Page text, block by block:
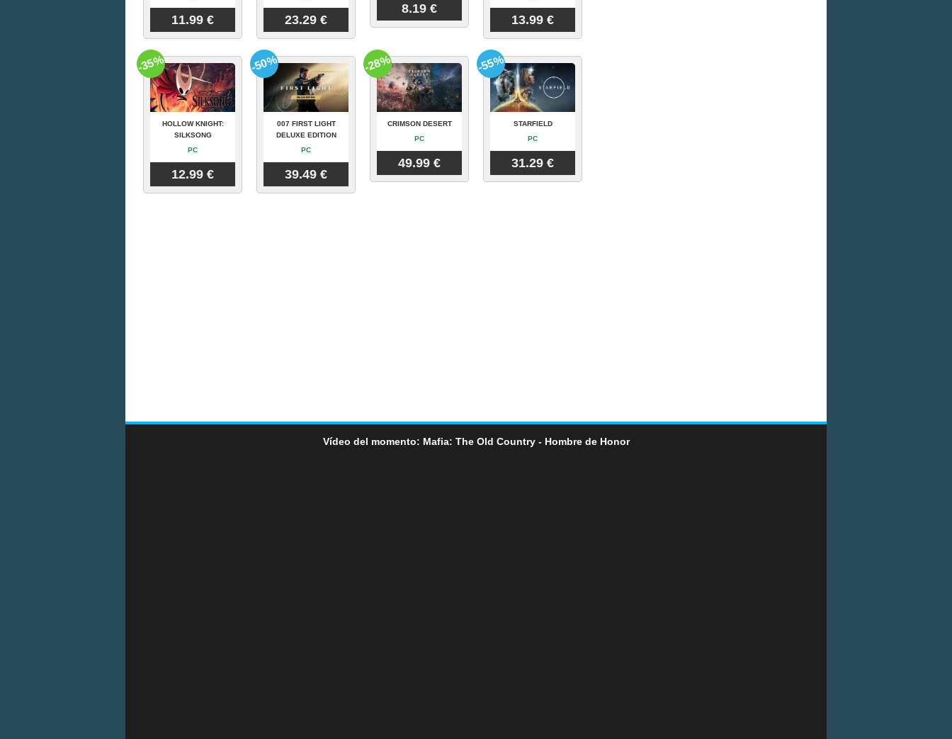
11.99 € 23.29 €
8.19 €
13.99 €
HOLLOW KNIGHT:
SILKSONG
PC
12.99 €
-35%
007 FIRST LIGHT
DELUXE EDITION
PC
39.49 €
-50%
CRIMSON DESERT
PC
49.99 €
-28%
STARFIELD
PC
31.29 €
-55%
Vídeo del momento: Mafia: The Old Country - Hombre de Honor